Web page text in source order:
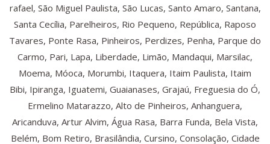
rafael, São Miguel Paulista, São Lucas, Santo Amaro, Santana,
Santa Cecília, Parelheiros, Rio Pequeno, República, Raposo
Tavares, Ponte Rasa, Pinheiros, Perdizes, Penha, Parque do
Carmo, Pari, Lapa, Liberdade, Limão, Mandaqui, Marsilac,
Moema, Móoca, Morumbi, Itaquera, Itaim Paulista, Itaim
Bibi, Ipiranga, Iguatemi, Guaianases, Grajaú, Freguesia do Ó,
Ermelino Matarazzo, Alto de Pinheiros, Anhanguera,
Aricanduva, Artur Alvim, Água Rasa, Barra Funda, Bela Vista,
Belém, Bom Retiro, Brasilândia, Cursino, Consolação, Cidade